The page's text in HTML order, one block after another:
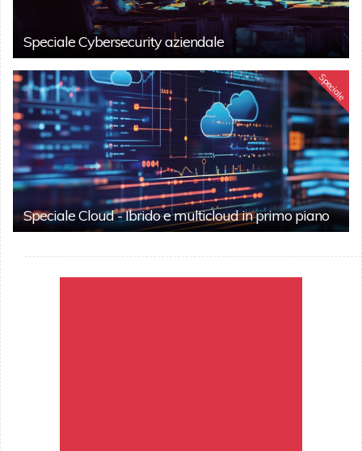
Speciale Cybersecurity aziendale
Speciale
Speciale Cloud - Ibrido e multicloud in primo piano